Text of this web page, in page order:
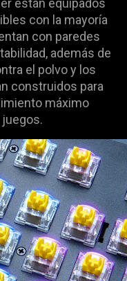
están equipados
con la mayoría
con paredes
además de
el polvo y los
construidos para
máximo